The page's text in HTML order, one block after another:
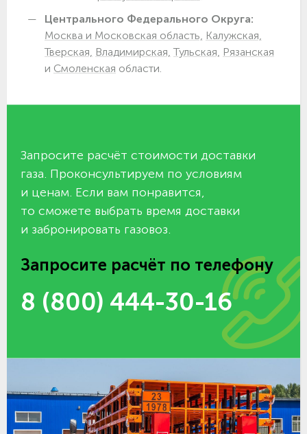
Центрального Федерального Округа:
Москва и Московская область, Калужская,
Тверская, Владимирская, Тульская, Рязанская
и Смоленская области.
Запросите расчёт стоимости доставки
газа. Проконсультируем по условиям
и ценам. Если вам понравится,
то сможете выбрать время доставки
и забронировать газовоз.
Запросите расчёт по телефону
8 (800) 444-30-16